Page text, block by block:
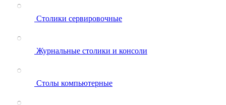
Столики сервировочные
Журнальные столики и консоли
Столы компьютерные